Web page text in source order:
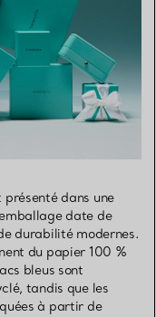
dans une
date de
durabilité modernes.
du papier 100 %
bleus sont
tandis que les
à partir de